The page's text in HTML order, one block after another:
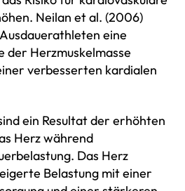
Neilan et al. (2006)
eine
der Herzmuskelmasse
verbesserten kardialen
ein Resultat der erhöhten
Herz während
Das Herz
Belastung mit einer